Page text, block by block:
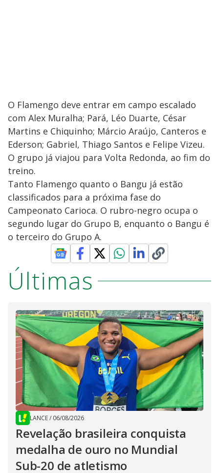
O Flamengo deve entrar em campo escalado
com Alex Muralha; Pará, Léo Duarte, César
Martins e Chiquinho; Márcio Araújo, Canteros e
Ederson; Gabriel, Thiago Santos e Felipe Vizeu.
O grupo já viajou para Volta Redonda, ao fim do
treino.
Tanto Flamengo quanto o Bangu já estão
classificados para a próxima fase do
Campeonato Carioca. O rubro-negro ocupa o
segundo lugar do Grupo B, enquanto o Bangu é
o terceiro do Grupo A.
Últimas
LANCE/ 06/08/2026
Revelação brasileira conquista
medalha de ouro no Mundial
Sub-20 de atletismo